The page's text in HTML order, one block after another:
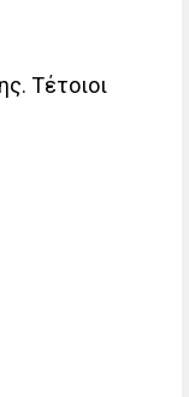
Τέτοιοι